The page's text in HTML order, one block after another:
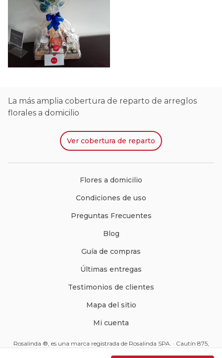
La más amplia cobertura de reparto de arreglos
florales a domicilio
Ver cobertura de reparto
Flores a domicilio
Condiciones de uso
Preguntas Frecuentes
Blog
Guía de compras
Últimas entregas
Testimonios de clientes
Mapa del sitio
Mi cuenta
Rosalinda ®, es una marca registrada de Rosalinda SPA. · Cautín 875,